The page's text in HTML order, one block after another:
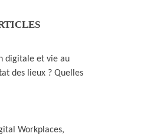
digitale et vie au
des lieux ? Quelles
Workplaces,